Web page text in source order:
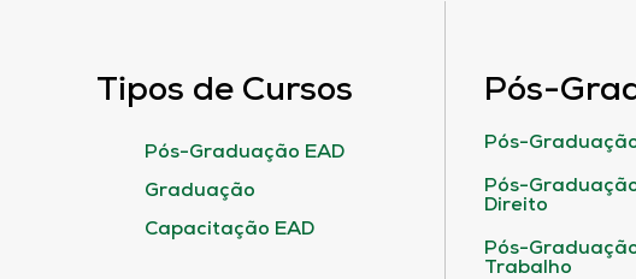
Tipos de Cursos
Pós-Graduação EAD
Graduação
Capacitação EAD
Pós-
Pós-
Pós-
Direito
Pós-
Trabalho